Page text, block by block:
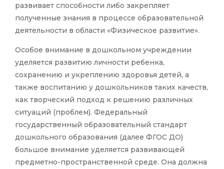
развивает способности либо закрепляет
полученные знания в процессе образовательной
деятельности в области «Физическое развитие».
Особое внимание в дошкольном учреждении
уделяется развитию личности ребенка,
сохранению и укреплению здоровья детей, а
также воспитанию у дошкольников таких качеств,
как творческий подход к решению различных
ситуаций (проблем). Федеральный
государственный образовательный стандарт
дошкольного образования (далее ФГОС ДО)
большое внимание уделяется развивающей
предметно-пространственной среде. Она должна